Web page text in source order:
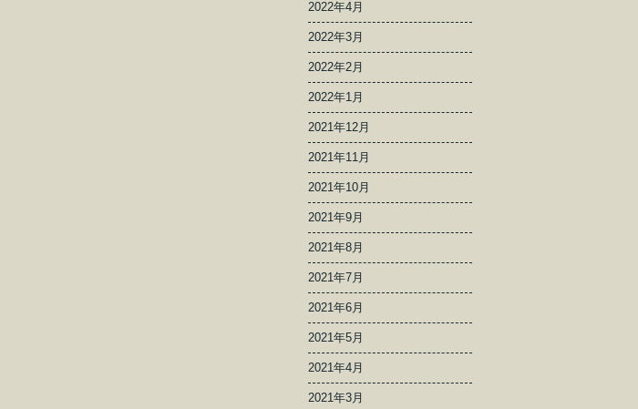
2022年4月
2022年3月
2022年2月
2022年1月
2021年12月
2021年11月
2021年10月
2021年9月
2021年8月
2021年7月
2021年6月
2021年5月
2021年4月
2021年3月